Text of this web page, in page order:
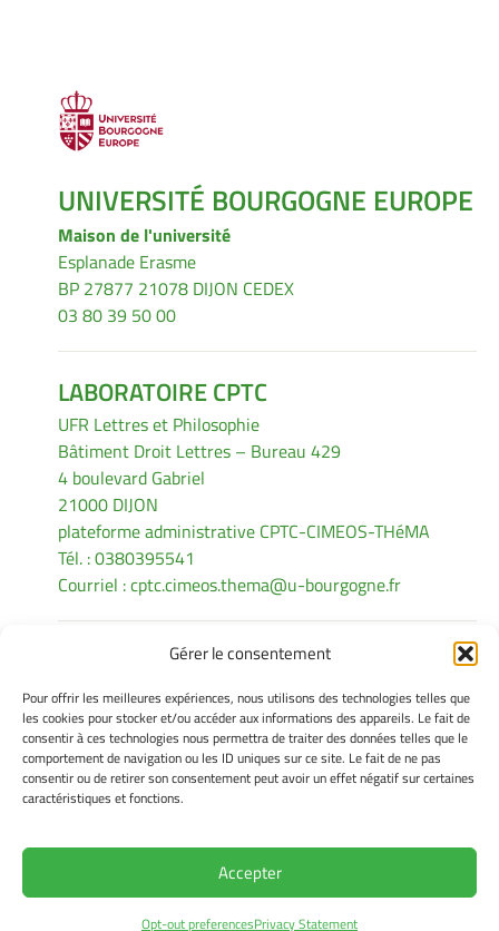
Gérer le consentement
Pour offrir les meilleures expériences, nous utilisons des technologies telles que
les cookies pour stocker et/ou accéder aux informations des appareils. Le fait de
consentir à ces technologies nous permettra de traiter des données telles que le
comportement de navigation ou les ID uniques sur ce site. Le fait de ne pas
consentir ou de retirer son consentement peut avoir un effet négatif sur certaines
caractéristiques et fonctions.
Accepter
Opt-out preferencesPrivacy Statement
UNIVERSITÉ BOURGOGNE EUROPE
Maison de l'université
Esplanade Erasme
BP 27877 21078 DIJON CEDEX
03 80 39 50 00
LABORATOIRE CPTC
UFR Lettres et Philosophie
Bâtiment Droit Lettres – Bureau 429
4 boulevard Gabriel
21000 DIJON
plateforme administrative CPTC-CIMEOS-THéMA
Tél. : 0380395541
Courriel :cptc.cimeos.thema@u-bourgogne.fr
INFORMATIONS LÉGALES
Mentions légales
Gérer mes cookies
Politique de cookies
Déclaration de confidentialité
Site Officiel - CPTC @ 2026